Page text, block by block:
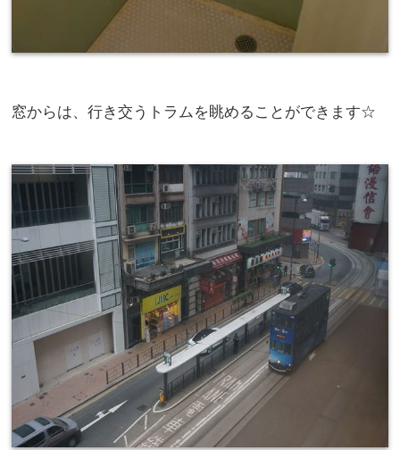
窓からは、行き交うトラムを眺めることができます☆